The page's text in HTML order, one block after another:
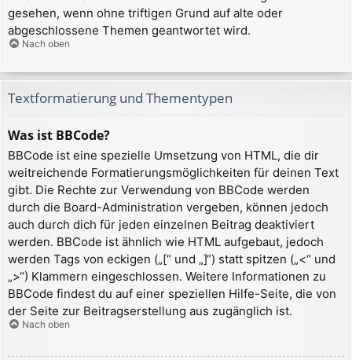
gesehen, wenn ohne triftigen Grund auf alte oder
abgeschlossene Themen geantwortet wird.
Nach oben
Textformatierung und Thementypen
Was ist BBCode?
BBCode ist eine spezielle Umsetzung von HTML, die dir
weitreichende Formatierungsmöglichkeiten für deinen Text
gibt. Die Rechte zur Verwendung von BBCode werden
durch die Board-Administration vergeben, können jedoch
auch durch dich für jeden einzelnen Beitrag deaktiviert
werden. BBCode ist ähnlich wie HTML aufgebaut, jedoch
werden Tags von eckigen („[“ und „]“) statt spitzen („<“ und
„>“) Klammern eingeschlossen. Weitere Informationen zu
BBCode findest du auf einer speziellen Hilfe-Seite, die von
der Seite zur Beitragserstellung aus zugänglich ist.
Nach oben